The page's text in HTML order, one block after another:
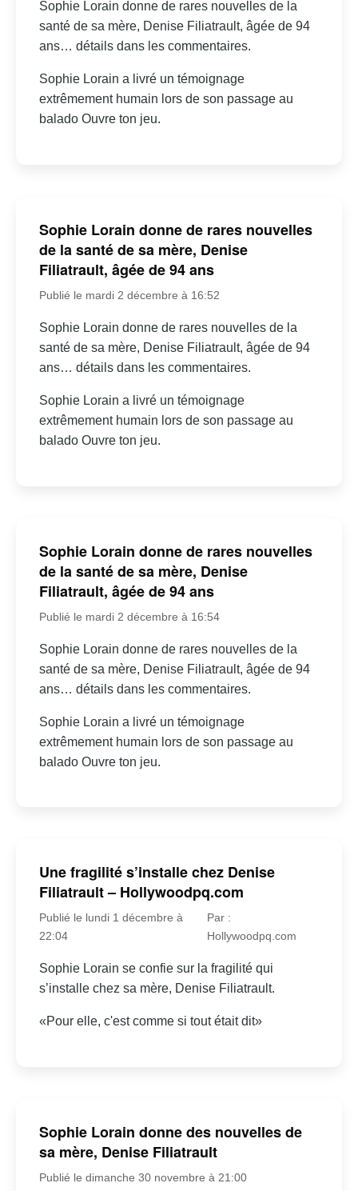
Sophie Lorain donne de rares nouvelles de la
santé de sa mère, Denise Filiatrault, âgée de 94
ans… détails dans les commentaires.
Sophie Lorain a livré un témoignage
extrêmement humain lors de son passage au
balado Ouvre ton jeu.
Sophie Lorain donne de rares nouvelles
de la santé de sa mère, Denise
Filiatrault, âgée de 94 ans
Publié le mardi 2 décembre à 16:52
Sophie Lorain donne de rares nouvelles de la
santé de sa mère, Denise Filiatrault, âgée de 94
ans… détails dans les commentaires.
Sophie Lorain a livré un témoignage
extrêmement humain lors de son passage au
balado Ouvre ton jeu.
Sophie Lorain donne de rares nouvelles
de la santé de sa mère, Denise
Filiatrault, âgée de 94 ans
Publié le mardi 2 décembre à 16:54
Sophie Lorain donne de rares nouvelles de la
santé de sa mère, Denise Filiatrault, âgée de 94
ans… détails dans les commentaires.
Sophie Lorain a livré un témoignage
extrêmement humain lors de son passage au
balado Ouvre ton jeu.
Une fragilité s’installe chez Denise
Filiatrault – Hollywoodpq.com
Publié le lundi 1 décembre à
22:04
Par :
Hollywoodpq.com
Sophie Lorain se confie sur la fragilité qui
s’installe chez sa mère, Denise Filiatrault.
«Pour elle, c'est comme si tout était dit»
Sophie Lorain donne des nouvelles de
sa mère, Denise Filiatrault
Publié le dimanche 30 novembre à 21:00